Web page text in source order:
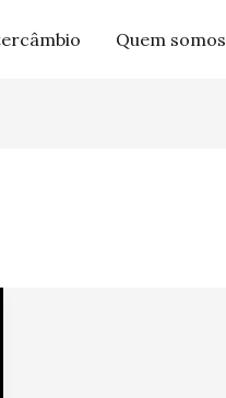
Quem somos